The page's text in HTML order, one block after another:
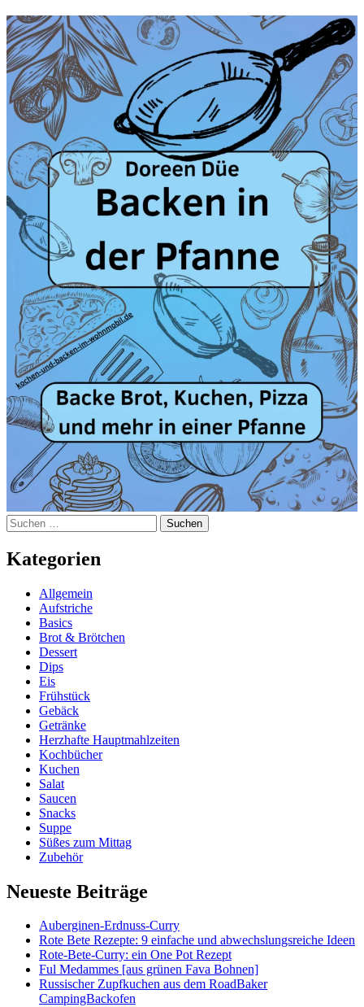
Suchen
nach:
Kategorien
Allgemein
Aufstriche
Basics
Brot & Brötchen
Dessert
Dips
Eis
Frühstück
Gebäck
Getränke
Herzhafte Hauptmahlzeiten
Kochbücher
Kuchen
Salat
Saucen
Snacks
Suppe
Süßes zum Mittag
Zubehör
Neueste Beiträge
Auberginen-Erdnuss-Curry
Rote Bete Rezepte: 9 einfache und abwechslungsreiche Ideen
Rote-Bete-Curry: ein One Pot Rezept
Ful Medammes [aus grünen Fava Bohnen]
Russischer Zupfkuchen aus dem RoadBaker
CampingBackofen